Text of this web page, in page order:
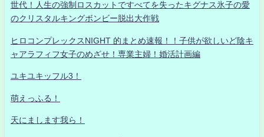
世代！人生の強制ロスカットですべてを失ったキグナス氷子の愛
のクリスタルキングボンビー脱出大作戦
ヒロコンプレックスNIGHT 的まとめ速報！！子供が欲しいど陰キ
ャアラフィフ女子のめざせ！専業主婦！婚活計画編
ユキユキッフル3！
萌えっふる！
天にまします我ら！